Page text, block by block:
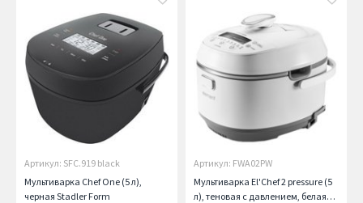
Артикул: SFC.919 black
Мультиварка Chef One (5 л),
черная Stadler Form
Артикул: FWA02PW
Мультиварка El'Chef 2 pressure (5
л), теновая с давлением, белая